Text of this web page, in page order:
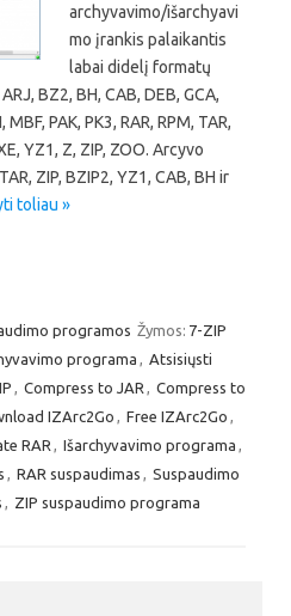
archyvavimo/išarchyavi
mo įrankis palaikantis
labai didelį formatų
BZ2, BH, CAB, DEB, GCA,
PAK, PK3, RAR, RPM, TAR,
YZ1, Z, ZIP, ZOO. Arcyvo
ZIP, BZIP2, YZ1, CAB, BH ir
toliau »
programos Žymos: 7-ZIP
programa
Atsisiųsti
Compress to JAR
Compress to
IZArc2Go Free IZArc2Go
RAR Išarchyvavimo programa
RAR suspaudimas
Suspaudimo
ZIP suspaudimo programa